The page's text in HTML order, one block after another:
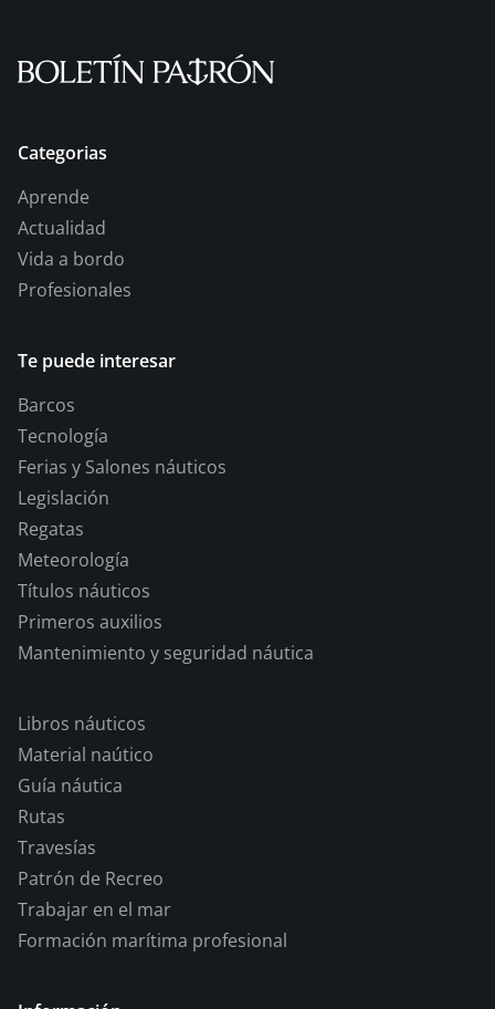
Categorias
Aprende
Actualidad
Vida a bordo
Profesionales
Te puede interesar
Barcos
Tecnología
Ferias y Salones náuticos
Legislación
Regatas
Meteorología
Títulos náuticos
Primeros auxilios
Mantenimiento y seguridad náutica
Libros náuticos
Material naútico
Guía náutica
Rutas
Travesías
Patrón de Recreo
Trabajar en el mar
Formación marítima profesional